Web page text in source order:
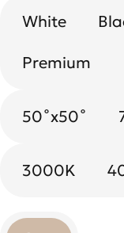
White
Premium
50˚x50˚
3000K